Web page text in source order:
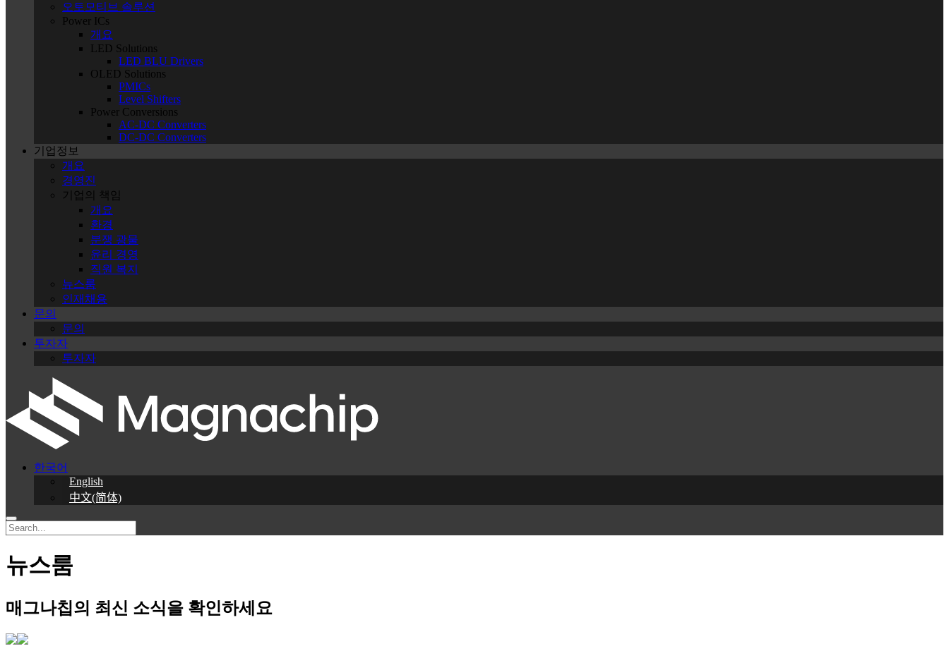
오토모티브 솔루션
Power ICs
개요
LED Solutions
LED BLU Drivers
OLED Solutions
PMICs
Level Shifters
Power Conversions
AC-DC Converters
DC-DC Converters
기업정보
개요
경영진
기업의 책임
개요
환경
분쟁 광물
윤리 경영
직원 복지
뉴스룸
인재채용
문의
문의
투자자
투자자
한국어
English
中文(简体)
뉴스룸
매그나칩의 최신 소식을 확인하세요